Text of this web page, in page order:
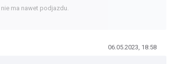
ma nawet podjazdu.
06.05.2023, 18:58